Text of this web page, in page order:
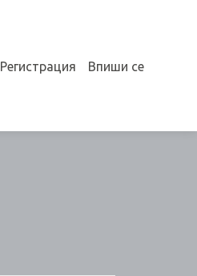
Регистрация Впиши се